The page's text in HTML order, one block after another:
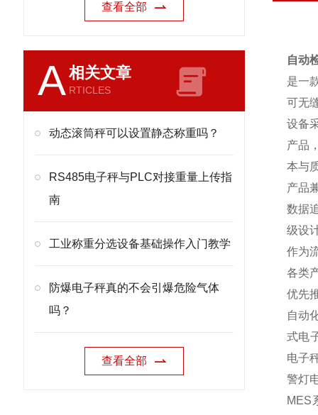
查看全部
A相关文章
RTICLES
动态滚筒秤可以设置静态称重吗？
RS485电子秤与PLC对接重量上传指
南
工业称重分选设备基础操作入门教学
防爆电子秤真的不会引爆危险气体
吗？
查看全部
自动
是一
可无
设备
产品
本与
产品
数据
级设
作为
各类
优先
自动
式电
电子
警灯
MES